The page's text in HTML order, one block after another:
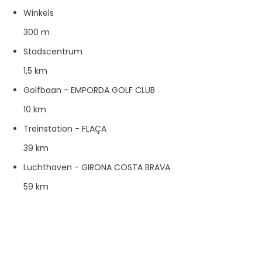
Winkels
300 m
Stadscentrum
1,5 km
Golfbaan - EMPORDA GOLF CLUB
10 km
Treinstation - FLAÇA
39 km
Luchthaven - GIRONA COSTA BRAVA
59 km